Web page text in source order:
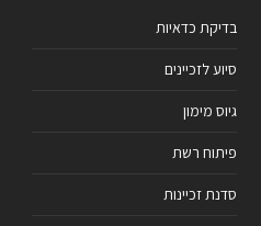
בדיקת כדאיות
סיוע לזכיינים
גיוס מימון
פיתוח רשת
סדנת זכיינות